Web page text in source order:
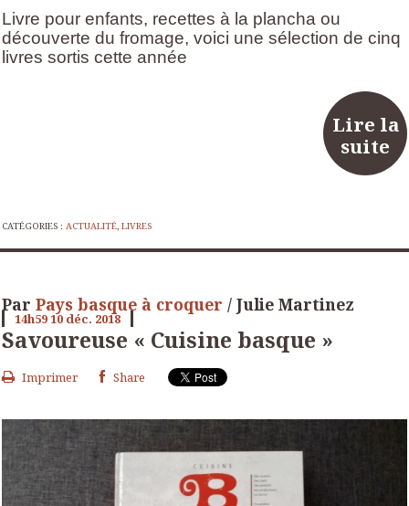
Livre pour enfants, recettes à la plancha ou
découverte du fromage, voici une sélection de cinq
livres sortis cette année
Lire la
suite
CATÉGORIES : ACTUALITÉ, LIVRES
Par Pays basque à croquer / Julie Martinez
14h5910 déc. 2018
Savoureuse « Cuisine basque »
Imprimer Share